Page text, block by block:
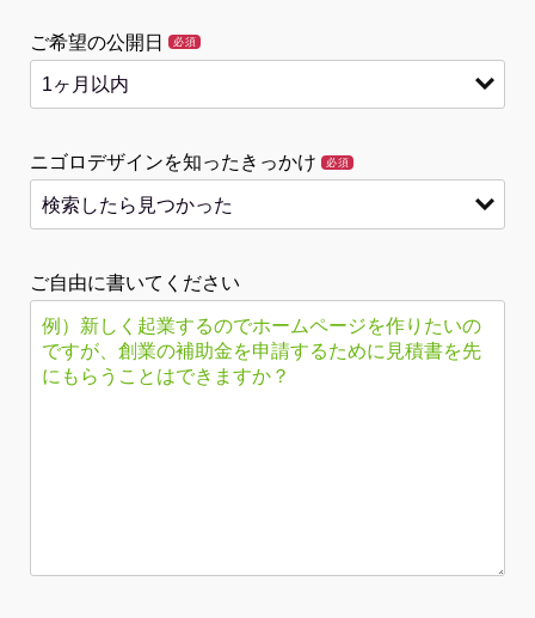
ご希望の公開日 必須
ニゴロデザインを知ったきっかけ 必須
ご自由に書いてください